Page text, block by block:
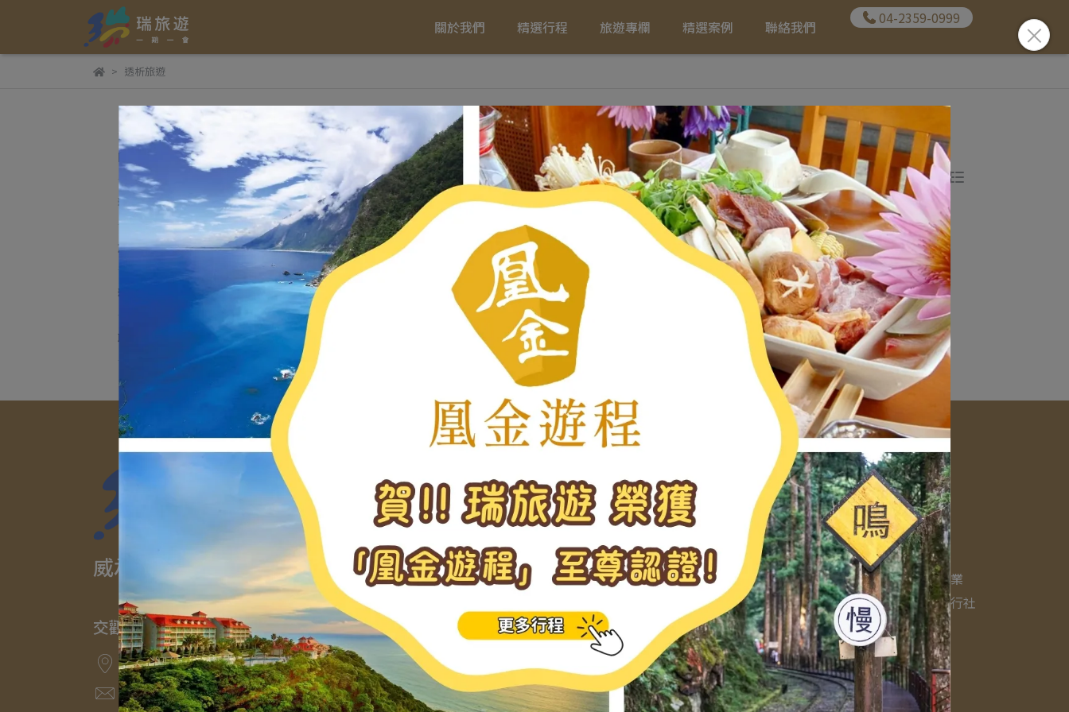
關於我們 精選行程 旅遊專欄 精選案例 聯絡我們 04-2359-0999
透析旅遊
關於我們
精選行程
旅遊專欄
精選案例
聯絡我們
透析旅遊
預設排序 共 0 件商品
很抱歉，無商品符合篩選條件
認識瑞旅遊
關於我們
精選行程
旅遊專欄
關係企業
威全旅行社
威承國際旅行社有限公司
交觀甲品保中第0561號
40767台中市西屯區工業區一路68號3樓
mit.tour@msa.hinet.net